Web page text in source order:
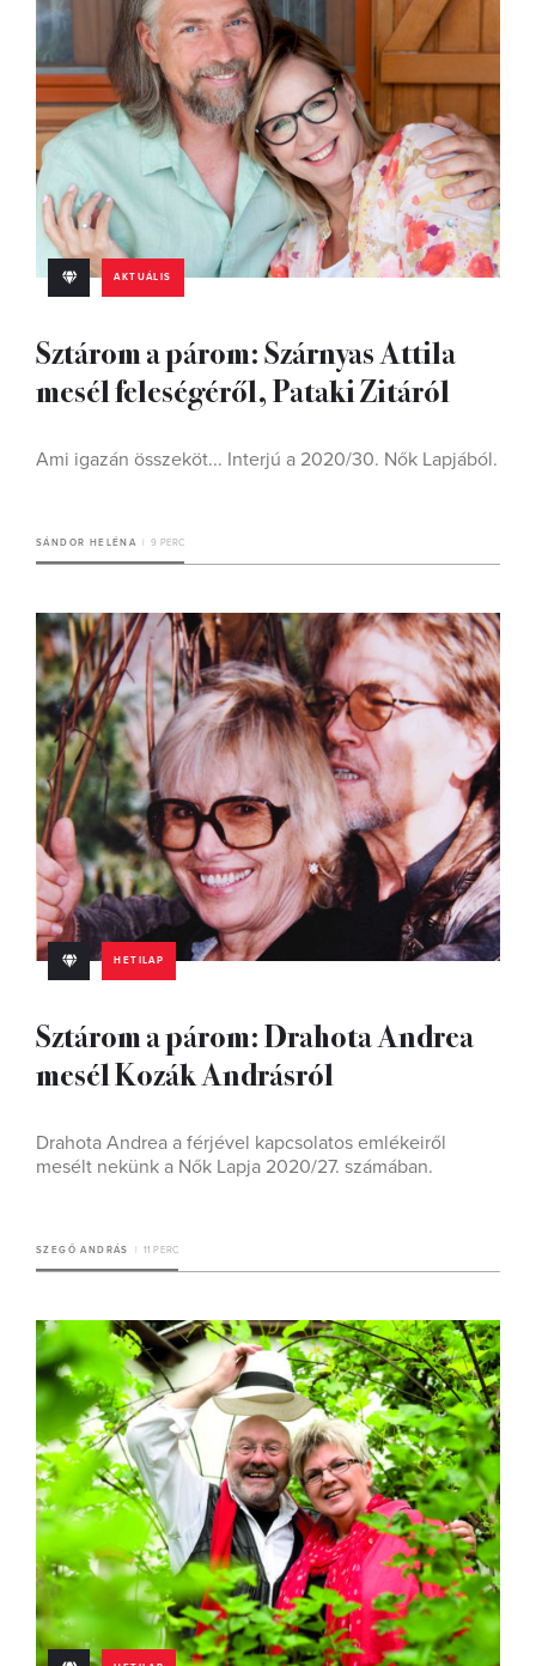
AKTUÁLIS
Sztárom a párom: Szárnyas Attila
mesél feleségéről, Pataki Zitáról
Ami igazán összeköt... Interjú a 2020/30. Nők Lapjából.
SÁNDOR HELÉNA 9 PERC
HETILAP
Sztárom a párom: Drahota Andrea
mesél Kozák Andrásról
Drahota Andrea a férjével kapcsolatos emlékeiről
mesélt nekünk a Nők Lapja 2020/27. számában.
SZEGŐ ANDRÁS 11 PERC